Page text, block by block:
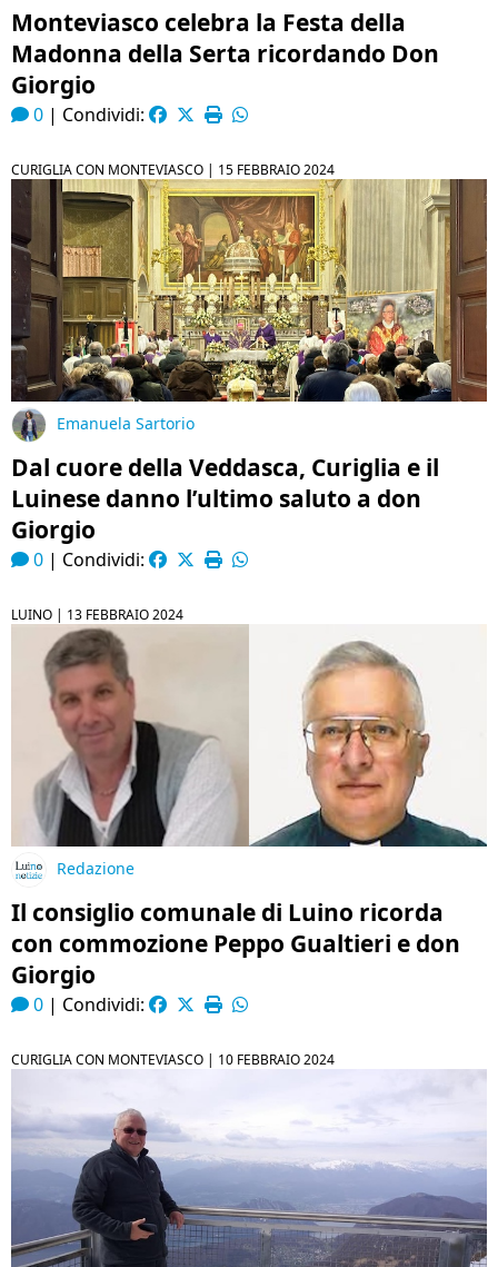
Monteviasco celebra la Festa della
Madonna della Serta ricordando Don
Giorgio
0 | Condividi:
CURIGLIA CON MONTEVIASCO | 15 FEBBRAIO 2024
Emanuela Sartorio
Dal cuore della Veddasca, Curiglia e il
Luinese danno l’ultimo saluto a don
Giorgio
0 | Condividi:
LUINO | 13 FEBBRAIO 2024
Redazione
Il consiglio comunale di Luino ricorda
con commozione Peppo Gualtieri e don
Giorgio
0 | Condividi:
CURIGLIA CON MONTEVIASCO | 10 FEBBRAIO 2024